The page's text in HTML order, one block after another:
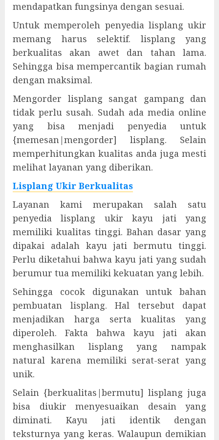
mendapatkan fungsinya dengan sesuai.
Untuk memperoleh penyedia lisplang ukir
memang harus selektif. lisplang yang
berkualitas akan awet dan tahan lama.
Sehingga bisa mempercantik bagian rumah
dengan maksimal.
Mengorder lisplang sangat gampang dan
tidak perlu susah. Sudah ada media online
yang bisa menjadi penyedia untuk
{memesan|mengorder] lisplang. Selain
memperhitungkan kualitas anda juga mesti
melihat layanan yang diberikan.
Lisplang Ukir Berkualitas
Layanan kami merupakan salah satu
penyedia lisplang ukir kayu jati yang
memiliki kualitas tinggi. Bahan dasar yang
dipakai adalah kayu jati bermutu tinggi.
Perlu diketahui bahwa kayu jati yang sudah
berumur tua memiliki kekuatan yang lebih.
Sehingga cocok digunakan untuk bahan
pembuatan lisplang. Hal tersebut dapat
menjadikan harga serta kualitas yang
diperoleh. Fakta bahwa kayu jati akan
menghasilkan lisplang yang nampak
natural karena memiliki serat-serat yang
unik.
Selain {berkualitas|bermutu] lisplang juga
bisa diukir menyesuaikan desain yang
diminati. Kayu jati identik dengan
teksturnya yang keras. Walaupun demikian